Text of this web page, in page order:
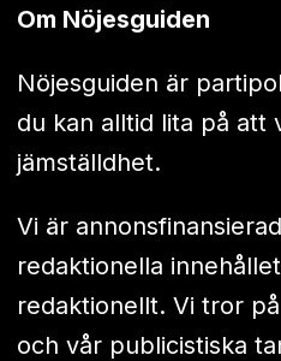
Om Nöjesguiden
Nöjesguiden är
du kan alltid lita på att
jämställdhet.
Vi är
redaktionella
redaktionellt. Vi tror
och vår publicistiska